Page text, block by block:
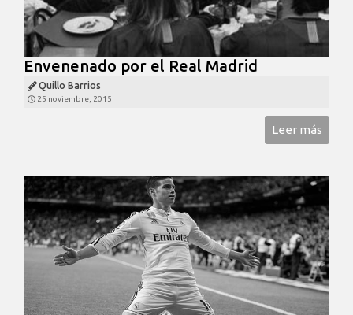
Envenenado por el Real Madrid
Quillo Barrios
25 noviembre, 2015
Leer más